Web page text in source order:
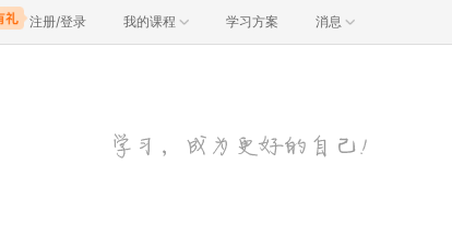
注册/登录 我的课程 学习方案 消息